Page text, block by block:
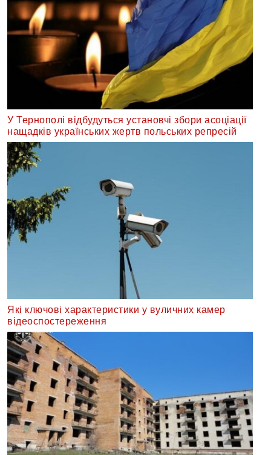
У Тернополі відбудуться установчі збори асоціації
нащадків українських жертв польських репресій
Які ключові характеристики у вуличних камер
відеоспостереження